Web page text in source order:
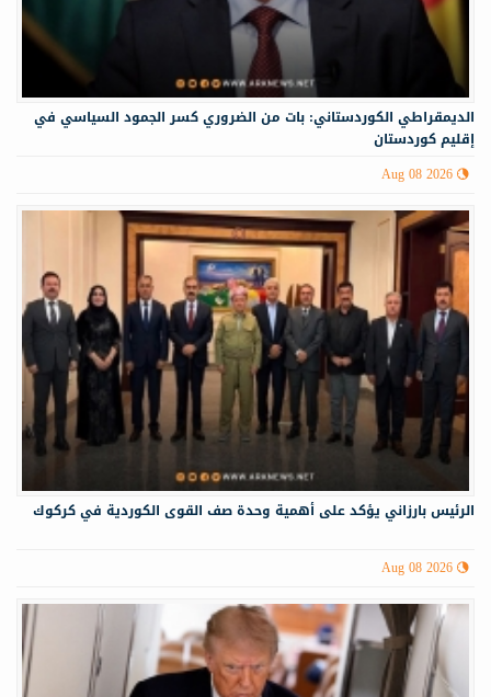
الديمقراطي الكوردستاني: بات من الضروري كسر الجمود السياسي في
إقليم كوردستان
Aug 08 2026
الرئيس بارزاني يؤكد على أهمية وحدة صف القوى الكوردية في كركوك
Aug 08 2026